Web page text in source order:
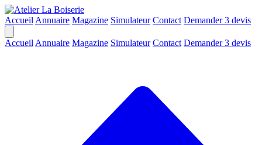
Accueil Annuaire Magazine Simulateur Contact Demander 3 devis
Accueil Annuaire Magazine Simulateur Contact Demander 3 devis